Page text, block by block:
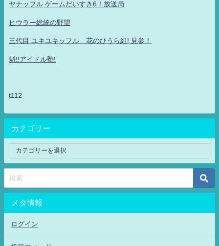
ヤナッフル ゲームだいすき6！放送局
ヒウラー総統の野望
三代目 ユキユキッフル 花のひうら組! 見参！
魁!!アイドル塾!
t112
カテゴリー
メタ情報
ログイン